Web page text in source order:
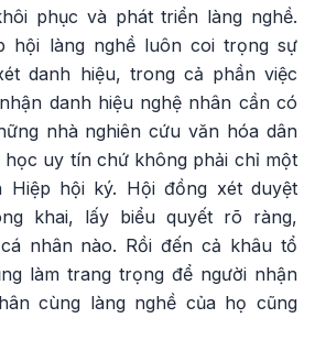
phục và phát triển làng nghề.
hội làng nghề luôn coi trọng sự
danh hiệu, trong cả phần việc
danh hiệu nghệ nhân cần có
nhà nghiên cứu văn hóa dân
học uy tín chứ không phải chỉ một
Hiệp hội ký. Hội đồng xét duyệt
khai, lấy biểu quyết rõ ràng,
nhân nào. Rồi đến cả khâu tổ
làm trang trọng để người nhận
cùng làng nghề của họ cũng